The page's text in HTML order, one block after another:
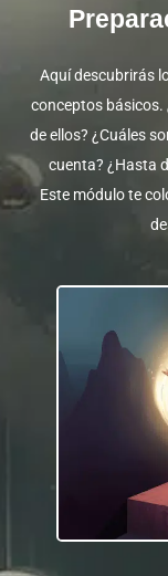
Aquí descubrirás
conceptos básicos.
de ellos? ¿Cuáles
cuenta? ¿Hasta
Este módulo te